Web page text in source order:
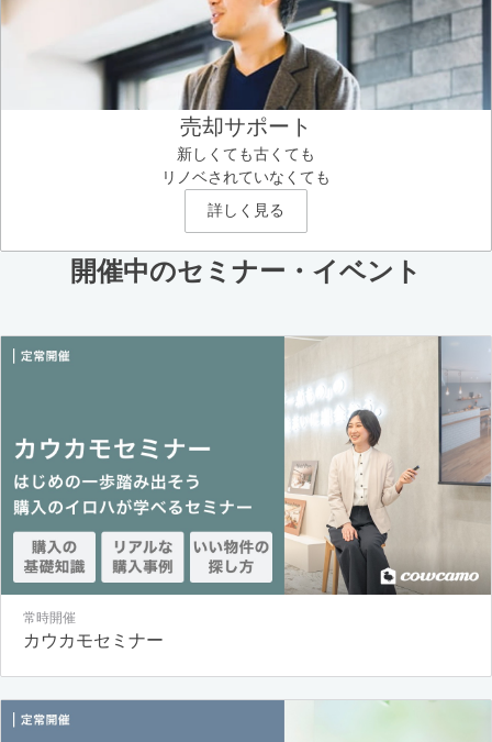
売却サポート
新しくても古くても
リノベされていなくても
詳しく見る
開催中のセミナー・イベント
常時開催
カウカモセミナー